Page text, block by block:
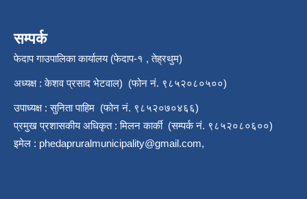
सम्पर्क
फेदाप गाउपालिका कार्यालय (फेदाप-१ , तेह्रथुम)
अध्यक्ष : केशव प्रसाद भेटवाल) (फोन नं. ९८५२०८०५००)
उपाध्यक्ष : सुनिता पाहिम (फोन नं. ९८५२०७०४६६)
प्रमुख प्रशासकीय अधिकृत : मिलन कार्की (सम्पर्क नं. ९८५२०८०६००)
इमेल : phedapruralmunicipality@gmail.com,